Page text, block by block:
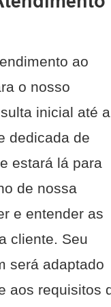
ao
o nosso
inicial até a
dedicada de
estará lá para
de nossa
e entender as
cliente. Seu
será adaptado
aos requisitos